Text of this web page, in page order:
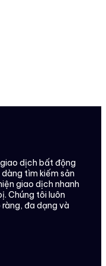
dịch bất động
tìm kiếm sản
giao dịch nhanh
Chúng tôi luôn
đa dạng và